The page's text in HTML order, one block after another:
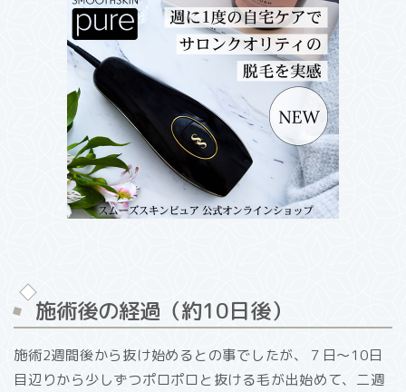
施術後の経過（約10日後）
施術2週間後から抜け始めるとの事でしたが、７日〜10日
目辺りから少しずつポロポロと抜ける毛が出始めて、二週